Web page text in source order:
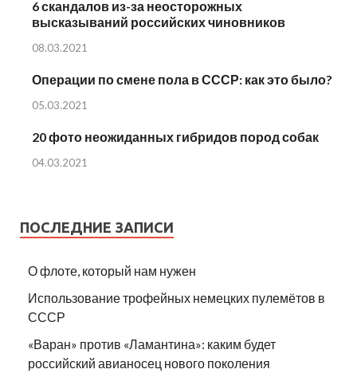
6 скандалов из-за неосторожных
высказываний российских чиновников
08.03.2021
Операции по смене пола в СССР: как это было?
05.03.2021
20 фото неожиданных гибридов пород собак
04.03.2021
ПОСЛЕДНИЕ ЗАПИСИ
О флоте, который нам нужен
Использование трофейных немецких пулемётов в
СССР
«Варан» против «Ламантина»: каким будет
российский авианосец нового поколения